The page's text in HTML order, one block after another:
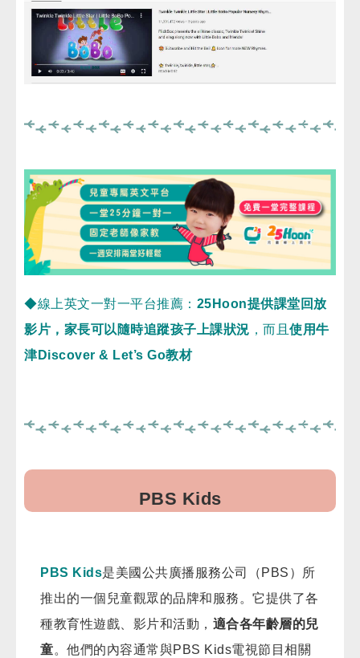
◆線上英文一對一平台推薦： 25Hoon提供課堂回放
影片，家長可以隨時追蹤孩子上課狀況 ，而且 使用牛
津Discover & Let’s Go教材
PBS Kids
PBS Kids是美國公共廣播服務公司（PBS）所
推出的一個兒童觀眾的品牌和服務。它提供了各
種教育性遊戲、影片和活動， 適合各年齡層的兒
童。他們的內容通常與PBS Kids電視節目相關